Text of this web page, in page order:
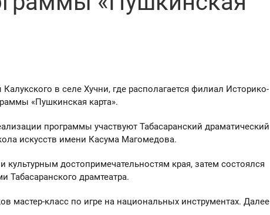
в селе Хучни, где располагается филиал Историко-
«Пушкинская карта».
программы участвуют Табасаранский драматический
искусств имени Касума Магомедова.
достопримечательностям края, затем состоялся
Табасаранского драмтеатра.
мастер-класс по игре на национальных инструментах. Далее